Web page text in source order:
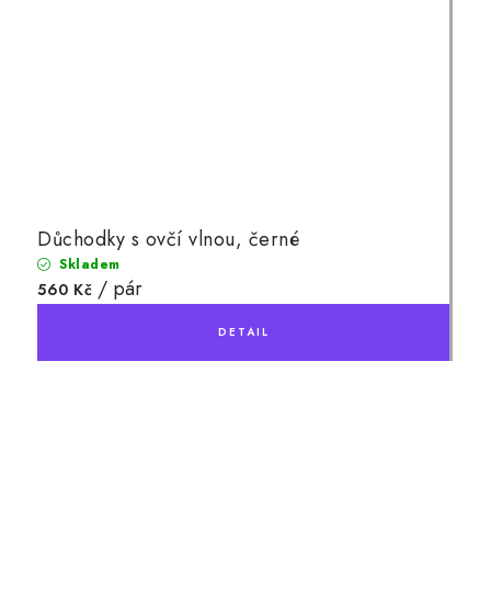
Důchodky s ovčí vlnou, černé
Skladem
560 Kč / pár